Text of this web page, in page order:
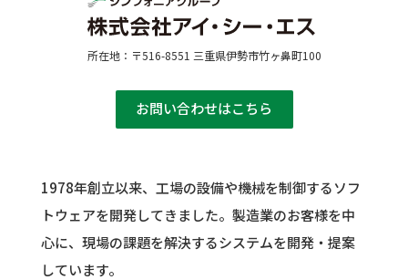
所在地：〒516-8551 三重県伊勢市竹ヶ鼻町100
お問い合わせはこちら
1978年創立以来、工場の設備や機械を制御するソフ
トウェアを開発してきました。 製造業のお客様を中
心に、現場の課題を解決するシステムを開発・提案
しています。